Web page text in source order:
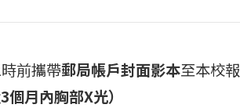
前攜帶郵局帳戶封面影本至本校
月內胸部X光）